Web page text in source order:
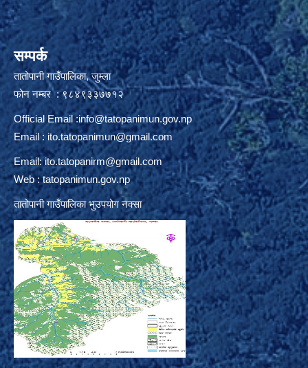
सम्पर्क
तातोपानी गाउँपालिका, जुम्ला
फोन नम्बर : ९८४९३३७७१२
Official Email :info@tatopanimun.gov.np
Email :ito.tatopanimun@gmail.com
Email:ito.tatopanirm@gmail.com
Web : tatopanimun.gov.np
तातोपानी गाउँपालिका भुउपयोग नक्सा